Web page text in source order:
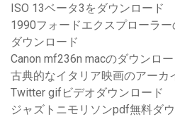
ISO 13ベータ3をダウンロード
1990フォードエクスプローラ
ダウンロード
Canon mf236n macのダウンロ
古典的なイタリア映画のアーカ
Twitter gifビデオダウンロード
ジャズトニモリソンpdf無料ダ